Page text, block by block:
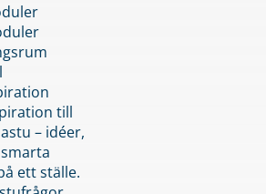
till
– idéer,
ett ställe.